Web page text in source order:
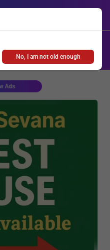
Spa Shemale
Ads
No, I am not old enough